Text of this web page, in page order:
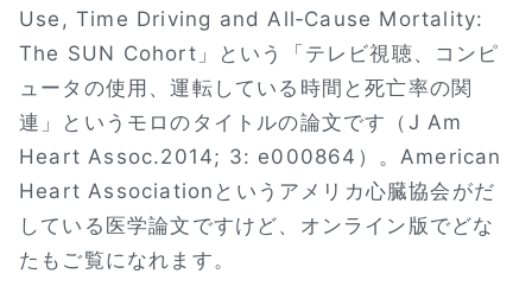
Use, Time Driving and All‐Cause Mortality:
The SUN Cohort」という「テレビ視聴、コンピ
ュータの使用、運転している時間と死亡率の関
連」というモロのタイトルの論文です（J Am
Heart Assoc.2014; 3: e000864）。American
Heart Associationというアメリカ心臓協会がだ
している医学論文ですけど、オンライン版でどな
たもご覧になれます。